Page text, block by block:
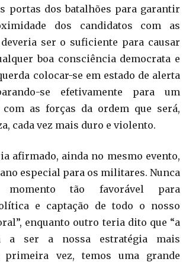
portas dos batalhões para garantir
dos candidatos com as
ser o suficiente para causar
boa consciência democrata e
colocar-se em estado de alerta
se efetivamente para um
com as forças da ordem que será,
cada vez mais duro e violento.
afirmado, ainda no mesmo evento,
ano especial para os militares. Nunca
tão favorável para
e captação de todo o nosso
enquanto outro teria dito que “a
a ser a nossa estratégia mais
primeira vez, temos uma grande